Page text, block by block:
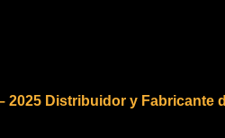
2025 Distribuidor y Fabricante